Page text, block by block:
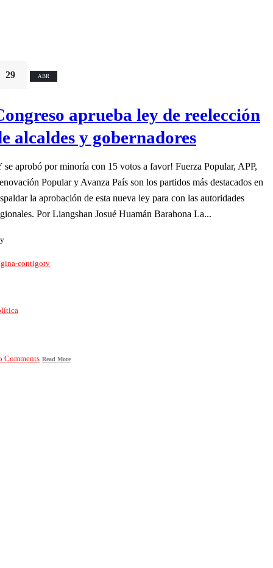
29 ABR
aprueba ley de reelección
alcaldes y gobernadores
se aprobó por minoría con 15 votos a favor! Fuerza Popular, APP,
Popular y Avanza País son los partidos más destacados en
la aprobación de esta nueva ley para con las autoridades
Por Liangshan Josué Huamán Barahona La...
contigotv
Comments Read More